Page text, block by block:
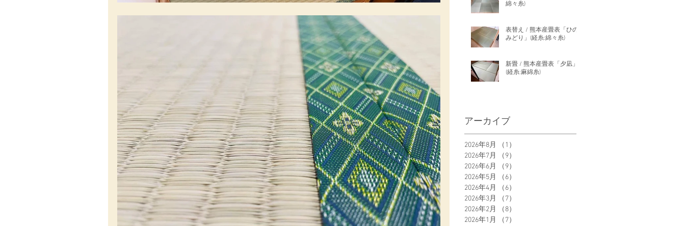
綿々糸)
表替え / 熊本産畳表「ひの
みどり」(経糸:綿々糸)
新畳 / 熊本産畳表「夕凪」
(経糸:麻綿糸)
アーカイブ
2026年8月 （1）
2026年7月
（9）
2026年6月
（9）
2026年5月
（6）
2026年4月
（6）
2026年3月
（7）
2026年2月
（8）
2026年1月
（7）